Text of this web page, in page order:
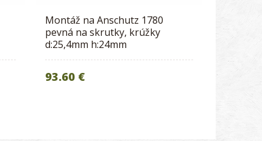
Montáž na Anschutz 1780
pevná na skrutky, krúžky
d:25,4mm h:24mm
93.60 €